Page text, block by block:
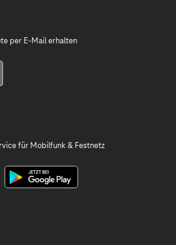
per E-Mail erhalten
für Mobilfunk & Festnetz